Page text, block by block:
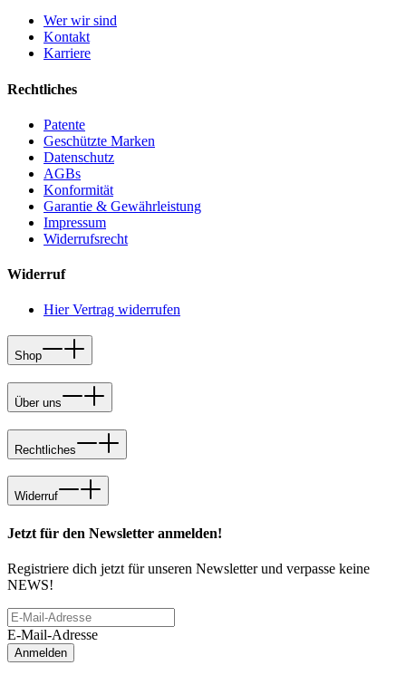
Wer wir sind
Kontakt
Karriere
Rechtliches
Patente
Geschützte Marken
Datenschutz
AGBs
Konformität
Garantie & Gewährleistung
Impressum
Widerrufsrecht
Widerruf
Hier Vertrag widerrufen
Shop
Über uns
Rechtliches
Widerruf
Jetzt für den Newsletter anmelden!
Registriere dich jetzt für unseren Newsletter und verpasse keine
NEWS!
E-Mail-Adresse
Anmelden